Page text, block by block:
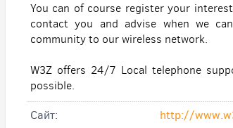
You can of course register your
contact you and advise when we
community to our wireless network.
W3Z offers 24/7 Local telephone
possible.
Cайт:
http://